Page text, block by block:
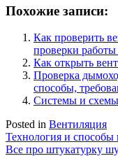
Похожие записи:
Как проверить
проверки работы
Как открыть
Проверка
способы,
Системы и
Posted in Вентиляция
Навигация
Технология и способы
Все про штукатурку